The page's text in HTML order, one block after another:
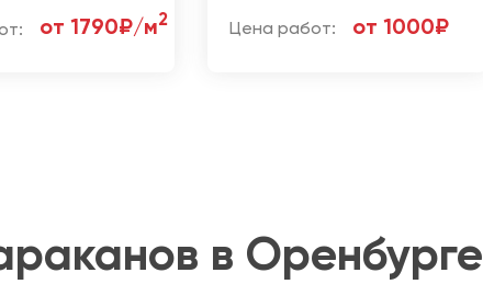
от 1790₽/м2 Цена работ: от 1000₽
в Оренбурге